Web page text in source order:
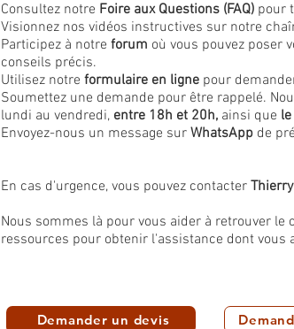
Consultez notre Foire aux Questions (FAQ) pour
Visionnez nos vidéos instructives sur notre
Participez à notre forum où vous pouvez poser
conseils précis.
Utilisez notre formulaire en ligne pour
Soumettez une demande pour être rappelé.
lundi au vendredi, entre 18h et 20h, ainsi que
Envoyez-nous un message sur WhatsApp de
En cas d'urgence, vous pouvez contacter
Nous sommes là pour vous aider à retrouver
ressources pour obtenir l'assistance dont vous
Demander un devis